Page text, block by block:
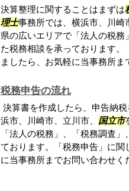
決算整理に関することはまずは
理士事務所では、横浜市、川崎
県の広いエリアで「法人の税
た税務相談を承っております
ましたら、お気軽に当事務所ま
税務申告の流れ
決算書を作成したら、申告納
浜市、川崎市、立川市、 国立市
「法人の税務」、「税務調査
ております。「税務申告」に
に当事務所までお問い合わせく